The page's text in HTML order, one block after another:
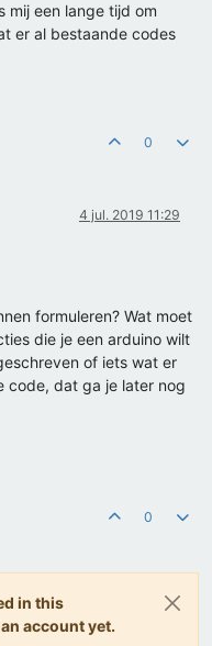
mij een lange tijd om
er al bestaande codes
0
4 jul. 2019 11:29
formuleren? Wat moet
die je een arduino wilt
of iets wat er
code, dat ga je later nog
0
in this
account yet.